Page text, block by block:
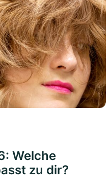
Welche
zu dir?